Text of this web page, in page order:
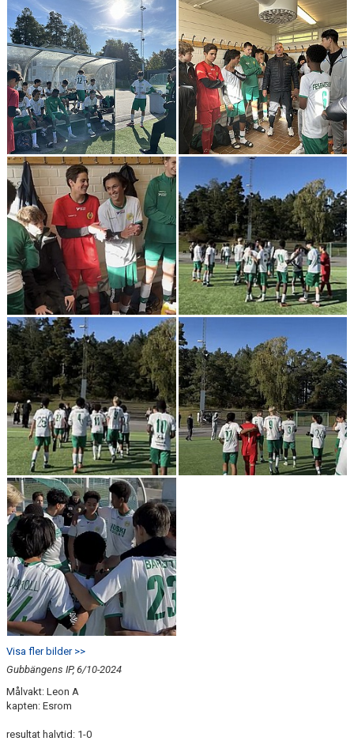
Visa fler bilder >>
Gubbängens IP, 6/10-2024
Målvakt: Leon A
kapten: Esrom
resultat halvtid: 1-0